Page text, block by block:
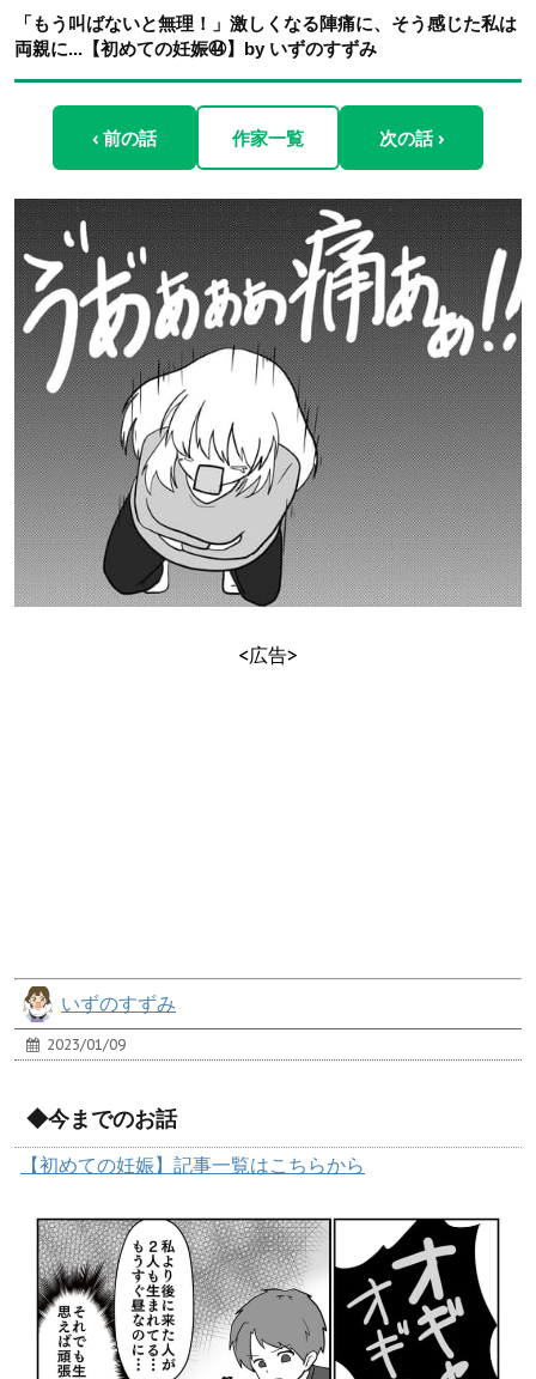
「もう叫ばないと無理！」激しくなる陣痛に、そう感じた私は
両親に...【初めての妊娠㊹】by いずのすずみ
‹ 前の話 作家一覧 次の話 ›
<広告>
いずのすずみ
2023/01/09
◆今までのお話
【初めての妊娠】記事一覧はこちらから